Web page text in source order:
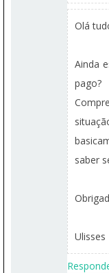
Olá
Ainda
pago?
saber
Ulisses